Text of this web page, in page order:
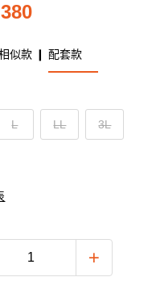
似款 ❙ 配套款
L LL 3L